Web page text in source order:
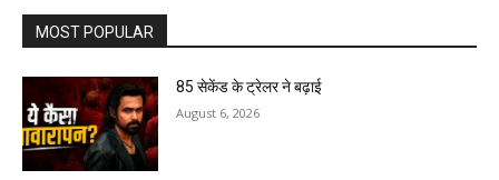
MOST POPULAR
85 सेकेंड के ट्रेलर ने बढ़ाई
August 6, 2026